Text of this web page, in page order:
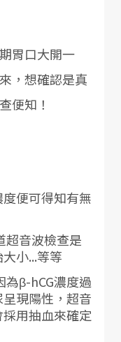
胃口大開一
，想確認是真
便知！
便可得知有無
超音波檢查是
小...等等
β-hCG濃度過
現陽性，超音
用抽血來確定